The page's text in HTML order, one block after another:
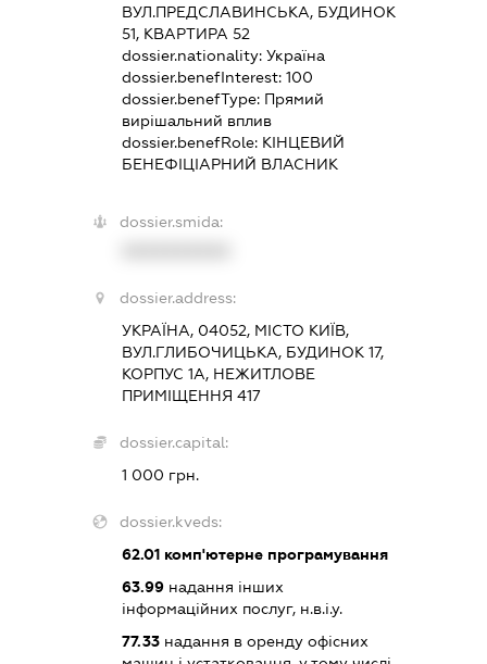
ВУЛ.ПРЕДСЛАВИНСЬКА, БУДИНОК
51, КВАРТИРА 52
dossier.nationality: Україна
dossier.benefInterest: 100
dossier.benefType: Прямий
вирішальний вплив
dossier.benefRole: КІНЦЕВИЙ
БЕНЕФІЦІАРНИЙ ВЛАСНИК
dossier.smida:
dossier.address:
УКРАЇНА, 04052, МІСТО КИЇВ,
ВУЛ.ГЛИБОЧИЦЬКА, БУДИНОК 17,
КОРПУС 1А, НЕЖИТЛОВЕ
ПРИМІЩЕННЯ 417
dossier.capital:
1 000 грн.
dossier.kveds:
62.01комп'ютерне програмування
63.99надання інших
інформаційних послуг, н.в.і.у.
77.33надання в оренду офісних